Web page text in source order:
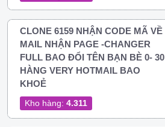
CLONE 6159 NHẬN CODE MÃ VỀ
MAIL NHẬN PAGE -CHANGER
FULL BAO ĐỔI TÊN BẠN BÈ 0- 30
HÀNG VERY HOTMAIL BAO
KHOẺ
Kho hàng: 4.311